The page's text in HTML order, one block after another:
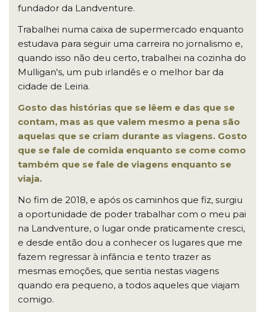
fundador da Landventure.
Trabalhei numa caixa de supermercado enquanto
estudava para seguir uma carreira no jornalismo e,
quando isso não deu certo, trabalhei na cozinha do
Mulligan's, um pub irlandês e o melhor bar da
cidade de Leiria.
Gosto das histórias que se lêem e das que se
contam, mas as que valem mesmo a pena são
aquelas que se criam durante as viagens. Gosto
que se fale de comida enquanto se come como
também que se fale de viagens enquanto se
viaja.
No fim de 2018, e após os caminhos que fiz, surgiu
a oportunidade de poder trabalhar com o meu pai
na Landventure, o lugar onde praticamente cresci,
e desde então dou a conhecer os lugares que me
fazem regressar à infância e tento trazer as
mesmas emoções, que sentia nestas viagens
quando era pequeno, a todos aqueles que viajam
comigo.